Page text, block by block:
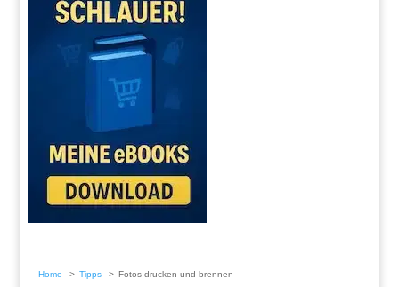
Home Tipps Fotos drucken und brennen